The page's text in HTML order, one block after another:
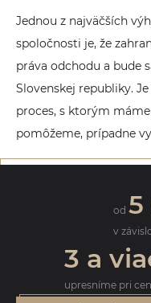
Jednou z najväčších
spoločnosti je, že
práva odchodu a bude
Slovenskej republiky.
proces, s ktorým
pomôžeme, prípadne
od
v
3 a
upresníme pri